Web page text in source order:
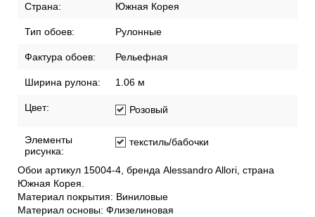
Страна: Южная Корея
Тип обоев: Рулонные
Фактура обоев: Рельефная
Ширина рулона: 1.06 м
Цвет: Розовый
Элементы
рисунка:
текстиль/бабочки
Обои артикул 15004-4, бренда Alessandro Allori, страна
Южная Корея.
Материал покрытия: Виниловые
Материал основы: Флизелиновая